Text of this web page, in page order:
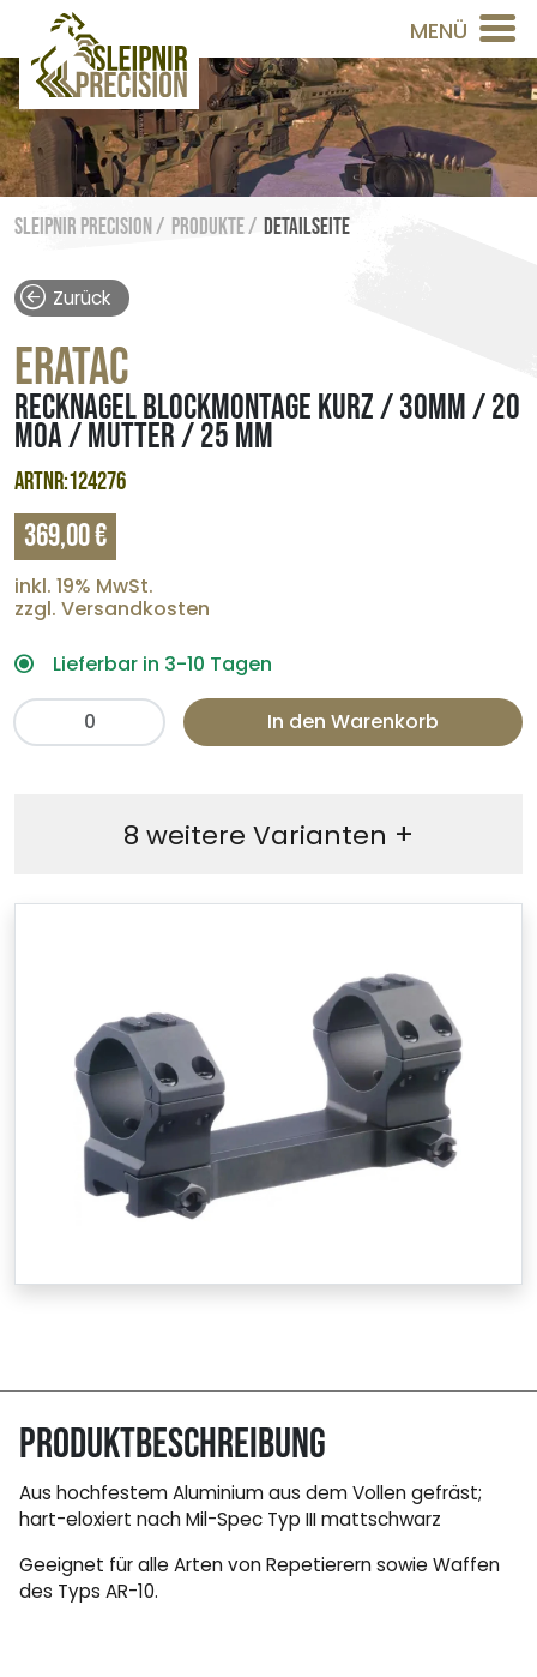
MENÜ
Sleipnir Precision / Produkte / Detailseite
Zurück
ERATAC
RECKNAGEL BLOCKMONTAGE KURZ / 30MM / 20
MOA / MUTTER / 25 MM
ARTNR:124276
369,00 €
inkl. 19% MwSt.
zzgl. Versandkosten
Lieferbar in 3-10 Tagen
In den Warenkorb
8 weitere Varianten +
Produktbeschreibung
Aus hochfestem Aluminium aus dem Vollen gefräst;
hart-eloxiert nach Mil-Spec Typ III mattschwarz
Geeignet für alle Arten von Repetierern sowie Waffen
des Typs AR-10.